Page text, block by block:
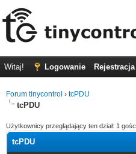
Witaj! Logowanie Rejestracja
Forum tinycontrol › tcPDU
tcPDU
Użytkownicy przeglądający ten dział: 1
tcPDU